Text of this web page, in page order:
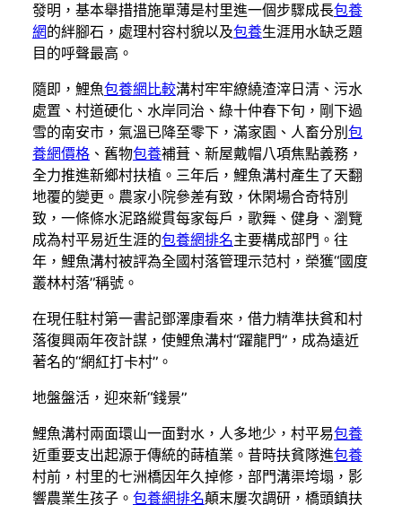
發明，基本舉措措施單薄是村里進一個步驟成長包養
網的絆腳石，處理村容村貌以及包養生涯用水缺乏題
目的呼聲最高。
隨即，鯉魚包養網比較溝村牢牢繚繞渣滓日清、污水
處置、村道硬化、水岸同治、綠十仲春下旬，剛下過
雪的南安市，氣溫已降至零下，滿家園、人畜分別 包
養網價格 、舊物包養補葺、新屋戴帽八項焦點義務，
全力推進新鄉村扶植。三年后，鯉魚溝村產生了天翻
地覆的變更。農家小院參差有致，休閑場合奇特別
致，一條條水泥路縱貫每家每戶，歌舞、健身、瀏覽
成為村平易近生涯的包養網排名主要構成部門。往
年，鯉魚溝村被評為全國村落管理示范村，榮獲“國度
叢林村落”稱號。
在現任駐村第一書記鄧澤康看來，借力精準扶貧和村
落復興兩年夜計謀，使鯉魚溝村“躍龍門”，成為遠近
著名的“網紅打卡村”。
地盤盤活，迎來新“錢景”
鯉魚溝村兩面環山一面對水，人多地少，村平易包養
近重要支出起源于傳統的蒔植業。昔時扶貧隊進包養
村前，村里的七洲橋因年久掉修，部門溝渠垮塌，影
響農業生孩子。 包養網排名顛末屢次調研，橋頭鎮扶